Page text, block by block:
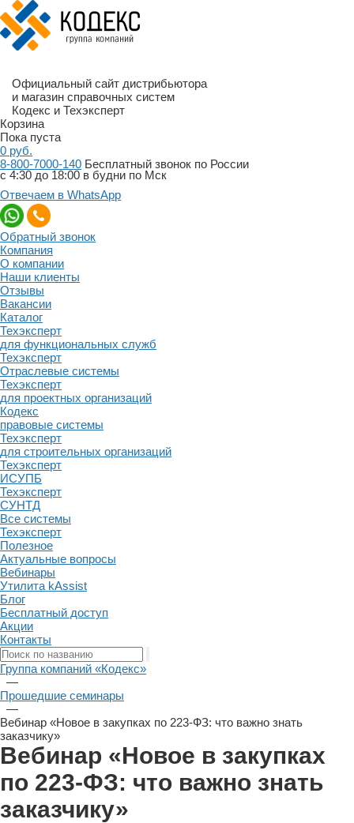
Официальный сайт дистрибьютора
и магазин справочных систем
Кодекс и Техэксперт
Корзина
Пока пуста
0 руб.
8-800-7000-140 Бесплатный звонок по России
с 4:30 до 18:00 в будни по Мск
Отвечаем в WhatsApp
Обратный звонок
Компания
О компании
Наши клиенты
Отзывы
Вакансии
Каталог
Техэксперт
для функциональных служб
Техэксперт
Отраслевые системы
Техэксперт
для проектных организаций
Кодекс
правовые системы
Техэксперт
для строительных организаций
Техэксперт
ИСУПБ
Техэксперт
СУНТД
Все системы
Техэксперт
Полезное
Актуальные вопросы
Вебинары
Утилита kAssist
Блог
Бесплатный доступ
Акции
Контакты
Группа компаний «Кодекс»
—
Прошедшие семинары
—
Вебинар «Новое в закупках по 223-ФЗ: что важно знать
заказчику»
Вебинар «Новое в закупках
по 223-ФЗ: что важно знать
заказчику»